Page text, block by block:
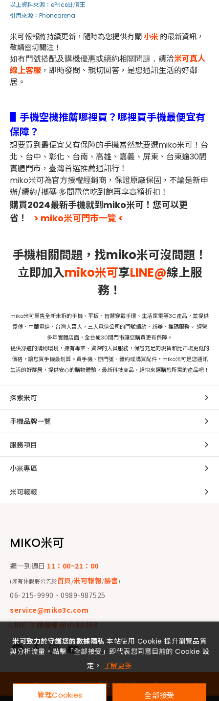
以上資料來源： ePrice比價王
引用來源： Phonearena
米可報報將持續更新，隨時為您提供有關 小米 的最新資訊，
敬請密切關注！
如有門號搭配及購機優惠或續約相關問題， 請洽米可真人
線上客服 ，即時發問、親切回答，是您通訊生活的好鄰
居。
▋手機空機推薦哪裡買？哪裡買手機最便宜有
保障？
想要買到最便宜又有保障的手機當然就要選miko米可！台
北、台中、彰化、台南、高雄、嘉義、屏東、台東逾30間
實體門市，臺灣首選推薦通訊行！
miko米可為官方授權經銷商，保證原廠保固，不論是新申
辦/續約/攜碼 多間電信吃到飽再享高額折扣！
購買2024最新手機就到miko米可！您可以更
省！
> miko米可門市一覽 <
手機相關問題，找miko米可沒問題！
立即加入miko米可享LINE@線上服
務！
miko米可專售全新未拆的手機、平板、智慧穿戴手環、生活家電等3C產品，並提供
遠傳、中華電信、台灣大哥大，三大電信公司的門號續約、新辦、攜碼服務。 經營
多年實體店面，全台逾30間門市讓您購買更有保障。
提供舒適的購物環境，擁有專業、資深的人員服務，保證充足的現貨和比市場更低的
價格，讓您買手機最划算。買手機、辦門號、續約或購買配件，miko米可是您通訊
生活的好鄰居，提供安心的購物體驗，最新科技商品，趕快來選購您所需的產品吧！
探索米可
手機品牌一覽
服務項目
小米專區
米可報報
MIKO米可
週一到週日 11：00~21：00
(如有休假將公告於首頁/米可報報/臉書)
06-215-9990、0989-987525
service@miko3c.com
LINE ID 請搜尋 @miko168
Copyright ©米可資訊有限公司All Rights Reserved.
米可致力於守護您的數據隱私 本站使用 Cookie 提升瀏覽品質
與分析流量。點擊「全部接受」即代表您同意目前的 Cookie 設
定。 了解更多
管理Cookies 全部接受